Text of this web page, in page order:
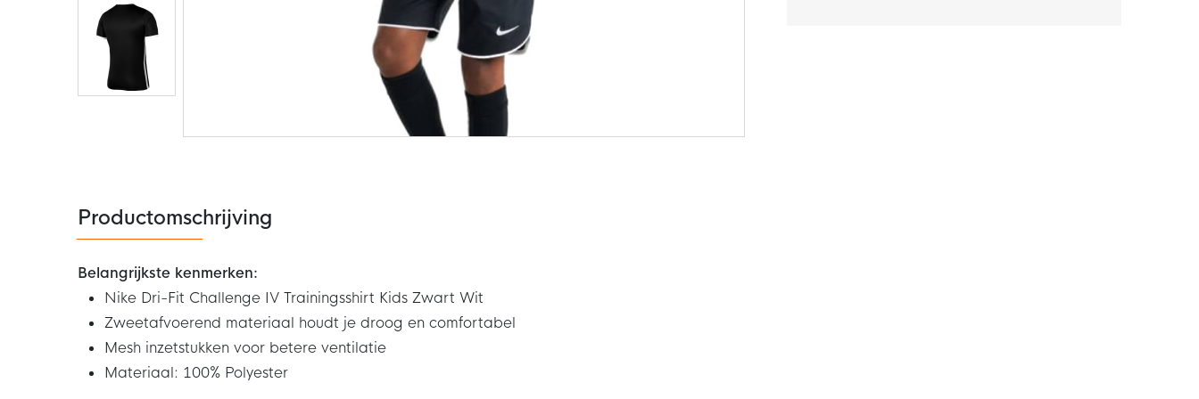
de
afbeeldingen-
gallerij
Productomschrijving
Belangrijkste kenmerken:
Nike Dri-Fit Challenge IV Trainingsshirt Kids Zwart Wit
Zweetafvoerend materiaal houdt je droog en comfortabel
Mesh inzetstukken voor betere ventilatie
Materiaal: 100% Polyester